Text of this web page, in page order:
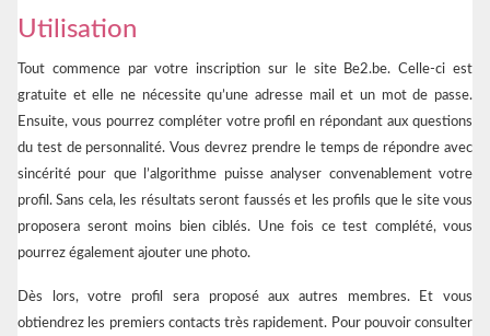
Utilisation
Tout commence par votre inscription sur le site Be2.be. Celle-ci est
gratuite et elle ne nécessite qu’une adresse mail et un mot de passe.
Ensuite, vous pourrez compléter votre profil en répondant aux questions
du test de personnalité. Vous devrez prendre le temps de répondre avec
sincérité pour que l’algorithme puisse analyser convenablement votre
profil. Sans cela, les résultats seront faussés et les profils que le site vous
proposera seront moins bien ciblés. Une fois ce test complété, vous
pourrez également ajouter une photo.
Dès lors, votre profil sera proposé aux autres membres. Et vous
obtiendrez les premiers contacts très rapidement. Pour pouvoir consulter